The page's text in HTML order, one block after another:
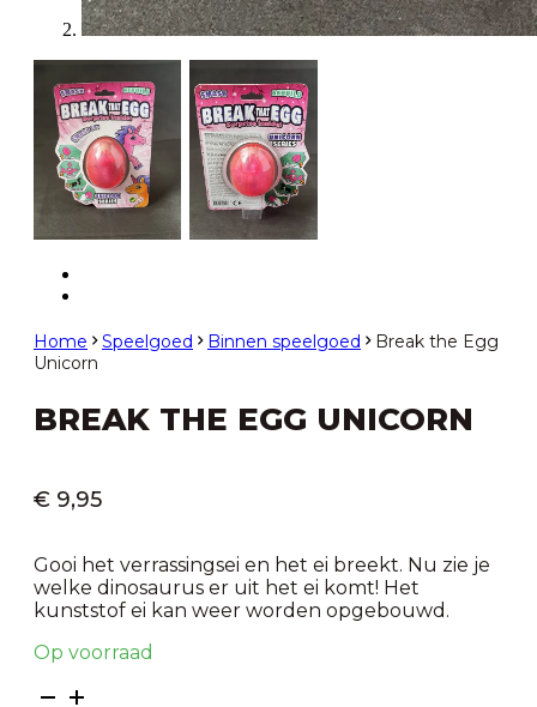
Home Speelgoed Binnen speelgoed
Break the Egg
Unicorn
BREAK THE EGG UNICORN
€ 9,95
Gooi het verrassingsei en het ei breekt. Nu zie je
welke dinosaurus er uit het ei komt! Het
kunststof ei kan weer worden opgebouwd.
Op voorraad
Break